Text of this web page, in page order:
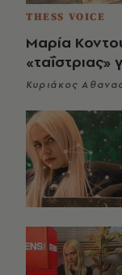
THESS VOICE
Μαρία
Κυριάκος